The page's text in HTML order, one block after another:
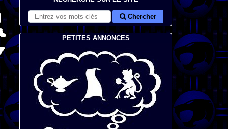
Chercher
PETITES ANNONCES